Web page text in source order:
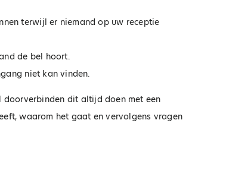
terwijl er niemand op uw receptie
de bel hoort.
niet kan vinden.
doorverbinden dit altijd doen met een
waarom het gaat en vervolgens vragen